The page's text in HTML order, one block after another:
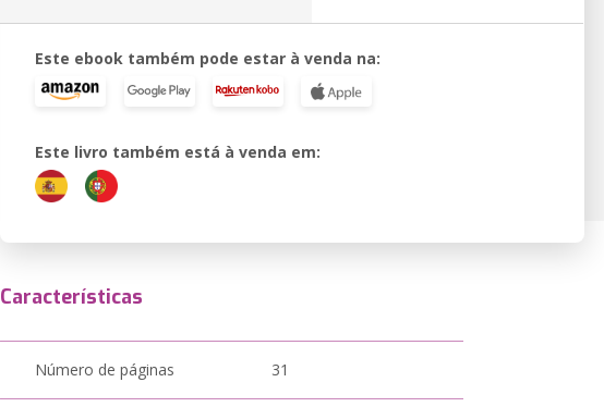
Este ebook também pode estar à venda na:
Este livro também está à venda em:
Características
Número de páginas 31